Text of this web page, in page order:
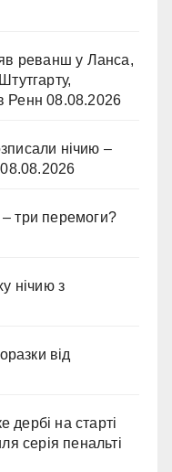
реванш у Ланса,
Ренн 08.08.2026
нічию –
08.08.2026
– три перемоги?
нічию з
від
дербі на старті
серія пенальті